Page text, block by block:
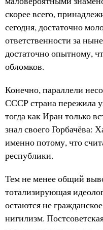
скорее всего,
сегодня, достаточно
ответственности за
достаточно опытному,
обломков.
Конечно, параллели
СССР страна пережила
тогда как Иран только
знал своего Горбачёва:
именно потому, что
республики.
Тем не менее общий
тотализирующая
остаются не
нигилизм.